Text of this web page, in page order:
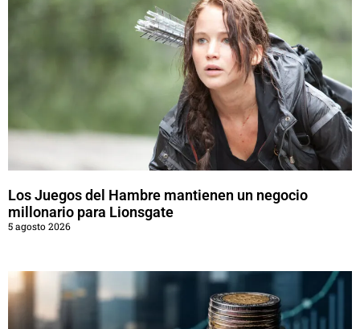
Los Juegos del Hambre mantienen un negocio
millonario para Lionsgate
5 agosto 2026